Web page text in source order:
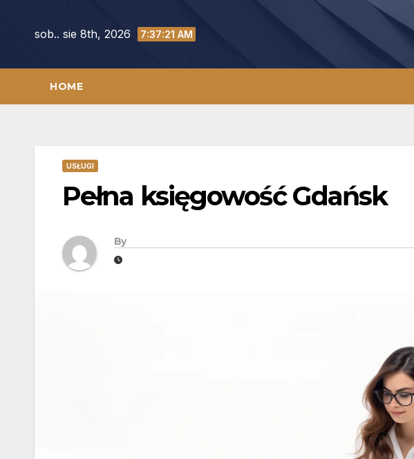
sob.. sie 8th, 2026 7:37:22 AM
HOME
USŁUGI
Pełna księgowość Gdańsk
By